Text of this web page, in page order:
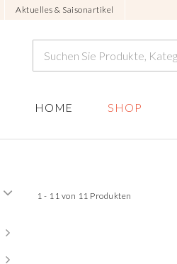
Aktuelles & Saisonartikel
HOME SHOP
1 - 11 von 11 Produkten